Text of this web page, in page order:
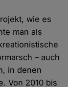
wie es
man als
– auch
in denen
Von 2010 bis